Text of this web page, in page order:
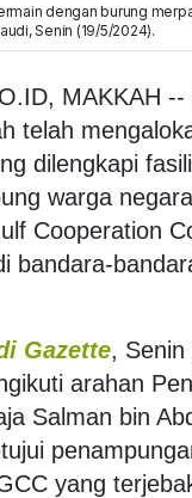
dengan burung
Senin (19/5/2024).
MAKKAH --
telah
dilengkapi
warga
Cooperation
bandara-
Gazette, Senin
arahan
Salman bin
yang